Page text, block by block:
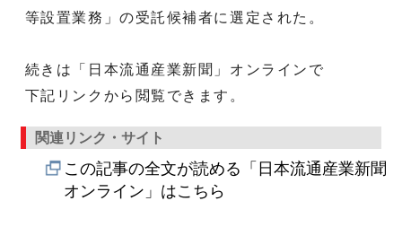
等設置業務」の受託候補者に選定された。
続きは「日本流通産業新聞」オンラインで
下記リンクから閲覧できます。
関連リンク・サイト
この記事の全文が読める「日本流通産業新聞
オンライン」はこちら